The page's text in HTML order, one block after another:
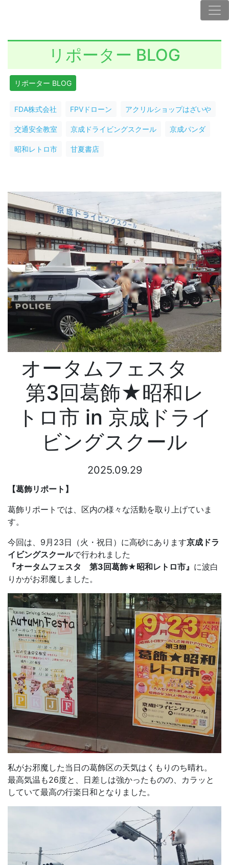
リポーター BLOG
リポーター BLOG
FDA株式会社 FPVドローン アクリルショップはざいや
交通安全教室 京成ドライビングスクール 京成パンダ
昭和レトロ市 甘夏書店
オータムフェスタ
第3回葛飾★昭和レ
トロ市 in 京成ドライ
ビングスクール
2025.09.29
【葛飾リポート】
葛飾リポートでは、区内の様々な活動を取り上げていま
す。
今回は、9月23日（火・祝日）に高砂にあります京成ドラ
イビングスクールで行われました
『オータムフェスタ 第3回葛飾★昭和レトロ市』 に波白
りかがお邪魔しました。
私がお邪魔した当日の葛飾区の天気はくもりのち晴れ。
最高気温も26度と、日差しは強かったものの、カラッと
していて最高の行楽日和となりました。